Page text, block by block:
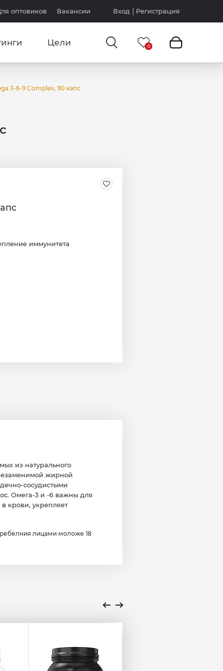
оптовиков Вакансии Вход Регистрация
Цели
3-6-9 Complex, 90 капс
иммунитета
из натурального
жирной
сосудистыми
Омега-3 и -6 важны для
крови, укрепляет
лицами моложе 18